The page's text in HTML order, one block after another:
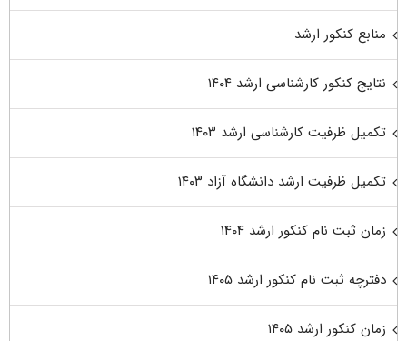
منابع کنکور ارشد
نتایج کنکور کارشناسی ارشد ۱۴۰۴
تکمیل ظرفیت کارشناسی ارشد ۱۴۰۳
تکمیل ظرفیت ارشد دانشگاه آزاد ۱۴۰۳
زمان ثبت نام کنکور ارشد ۱۴۰۴
دفترچه ثبت نام کنکور ارشد ۱۴۰۵
زمان کنکور ارشد ۱۴۰۵